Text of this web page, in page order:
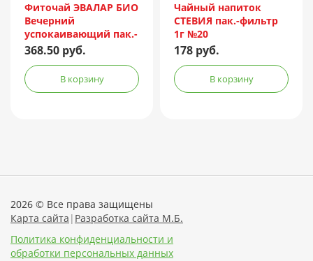
Фиточай ЭВАЛАР БИО
Вечерний
успокаивающий пак.-
фильтр 2г №20
368.50 руб.
В корзину
Чайный напиток
СТЕВИЯ пак.-фильтр
1г №20
178 руб.
В корзину
2026 © Все права защищены
Карта сайта | Разработка сайта М.Б.
Политика конфиденциальности и
обработки персональных данных